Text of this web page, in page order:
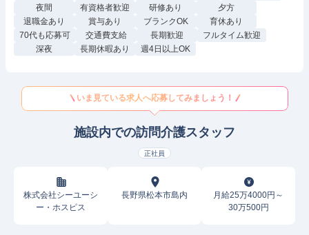
夜間
有資格者歓迎 研修あり
夕方
退職金あり
賞与あり ブランクOK
育休あり
70代も応募可
交通費支給 長期歓迎
フルタイム歓迎
深夜
長期休暇あり 週4日以上OK
いま見ている求人へ応募してみましょう！
施設内での訪問介護スタッフ
正社員
株式会社シーユーシ
ー・ホスピス
長野県松本市島内
月給25万4000円～
30万500円